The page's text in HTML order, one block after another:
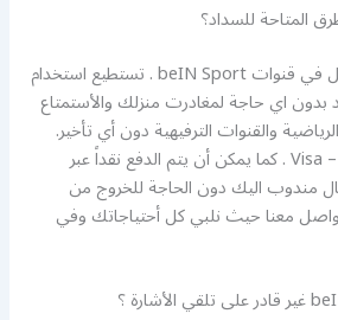
المتاحة للسداد؟
الأن أصبح الاشتراك أسهل في قنوات beIN Sport . تستطيع استخدام
بدون اي حاجة لمغادرت منزلك والأستمتاع
والقنوات الترفيهية دون أي تأخير.
Visa – Master Card – KNET . كما يمكن أن يتم الدفع نقداً عبر
مندوب اليك دون الحاجة للخروج من
معنا حيث نلبي كل أحتياجاتك وفي